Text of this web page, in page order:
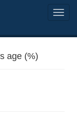
age (%)